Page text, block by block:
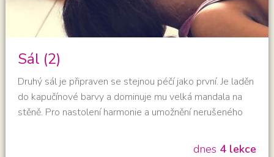
Sál (2)
Druhý sál je připraven se stejnou péčí jako první. Je laděn
do kapučínové barvy a dominuje mu velká mandala na
stěně. Pro nastolení harmonie a umožnění nerušeného
dle tradičního čínského učení Feng Shui. O čerstvý
dnes 4 lekce